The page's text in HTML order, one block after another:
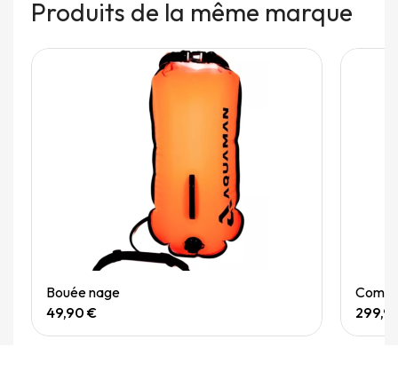
Produits de la même marque
Bouée nage
49,90 €